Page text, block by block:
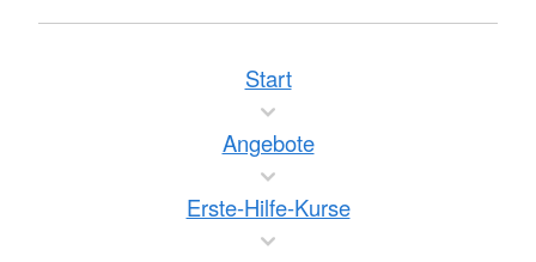
Start
Angebote
Erste-Hilfe-Kurse